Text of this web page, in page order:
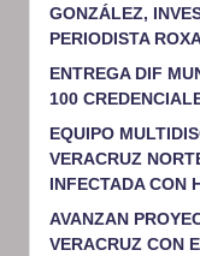
GONZÁLEZ,
PERIODISTA
ENTREGA DIF
100
EQUIPO
VERACRUZ
INFECTADA CON
AVANZAN
VERACRUZ CON